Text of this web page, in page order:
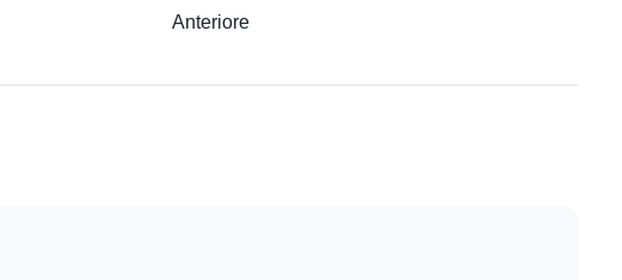
Anteriore